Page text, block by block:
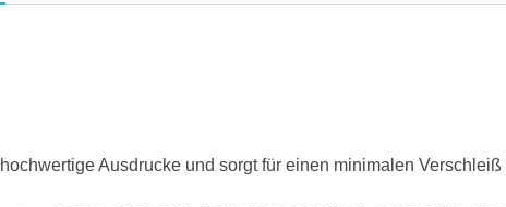
Ausdrucke und sorgt für einen minimalen Verschleiß